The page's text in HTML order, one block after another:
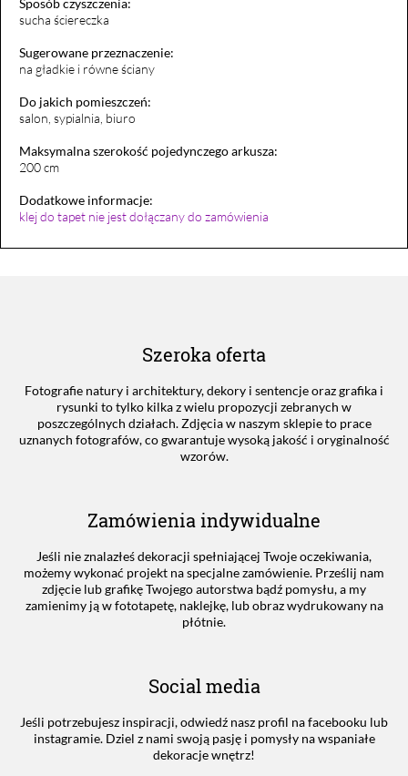
sucha ściereczka
Sugerowane przeznaczenie:
na gładkie i równe ściany
Do jakich pomieszczeń:
salon, sypialnia, biuro
Maksymalna szerokość pojedynczego arkusza:
200 cm
Dodatkowe informacje:
klej do tapet nie jest dołączany do zamówienia
Szeroka oferta
Fotografie natury i architektury, dekory i sentencje oraz grafika i
rysunki to tylko kilka z wielu propozycji zebranych w
poszczególnych działach. Zdjęcia w naszym sklepie to prace
uznanych fotografów, co gwarantuje wysoką jakość i oryginalność
wzorów.
Zamówienia indywidualne
Jeśli nie znalazłeś dekoracji spełniającej Twoje oczekiwania,
możemy wykonać projekt na specjalne zamówienie. Prześlij nam
zdjęcie lub grafikę Twojego autorstwa bądź pomysłu, a my
zamienimy ją w fototapetę, naklejkę, lub obraz wydrukowany na
płótnie.
Social media
Jeśli potrzebujesz inspiracji, odwiedź nasz profil na facebooku lub
instagramie. Dziel z nami swoją pasję i pomysły na wspaniałe
dekoracje wnętrz!